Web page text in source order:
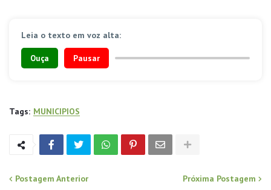
Leia o texto em voz alta:
Ouça Pausar
Tags: MUNICIPIOS
Postagem Anterior Próxima Postagem